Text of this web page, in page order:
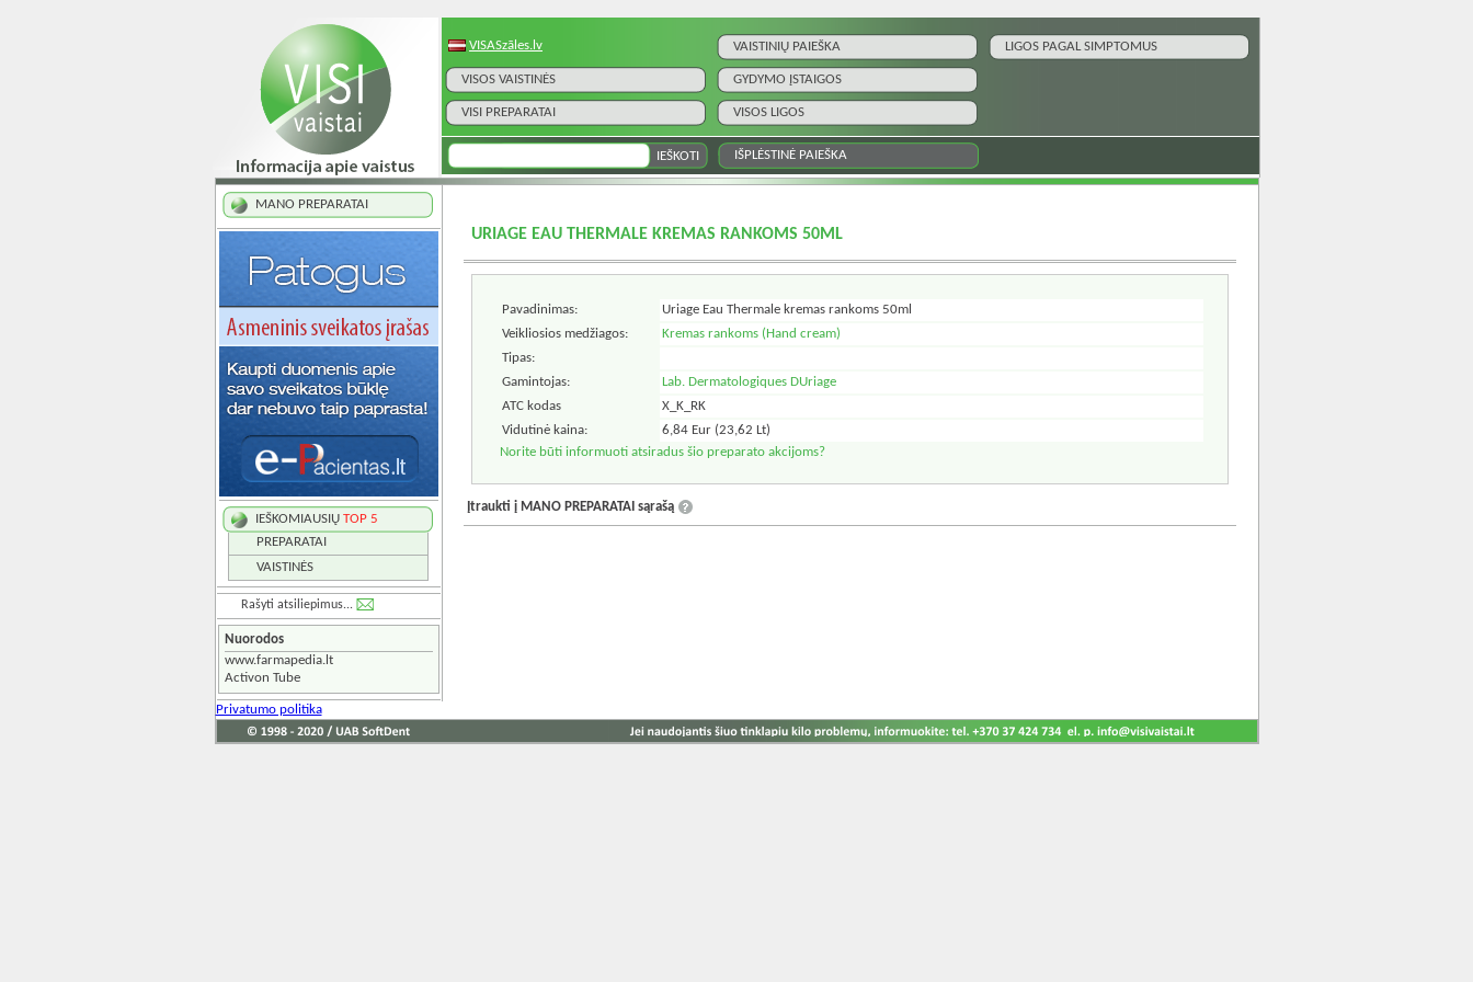
VISASzāles.lv VAISTINIŲ PAIEŠKA LIGOS PAGAL SIMPTOMUS
VISOS VAISTINĖS GYDYMO ĮSTAIGOS
VISI PREPARATAI VISOS LIGOS
IŠPLĖSTINĖ PAIEŠKA
MANO PREPARATAI
IEŠKOMIAUSIŲ TOP 5
PREPARATAI
VAISTINĖS
Rašyti atsiliepimus...
Nuorodos
www.farmapedia.lt
Activon Tube
URIAGE EAU THERMALE KREMAS RANKOMS 50ML
Pavadinimas:
Uriage Eau Thermale kremas rankoms 50ml
Veikliosios medžiagos:
Kremas rankoms (Hand cream)
Tipas:
Gamintojas:
Lab. Dermatologiques DUriage
ATC kodas
X_K_RK
Vidutinė kaina:
6,84 Eur (23,62 Lt)
Norite būti informuoti atsiradus šio preparato akcijoms?
Įtraukti į MANO PREPARATAI sąrašą
Privatumo politika